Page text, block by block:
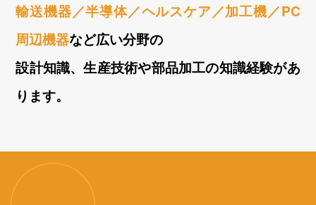
輸送機器／半導体／ヘルスケア／加工機／PC
周辺機器など広い分野の
設計知識、生産技術や部品加工の知識経験があ
ります。